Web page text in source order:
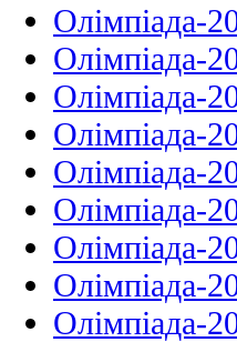
Олімпіада-
Олімпіада-
Олімпіада-
Олімпіада-
Олімпіада-
Олімпіада-
Олімпіада-
Олімпіада-
Олімпіада-